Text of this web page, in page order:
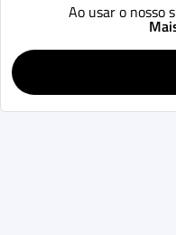
Ao usar o nosso